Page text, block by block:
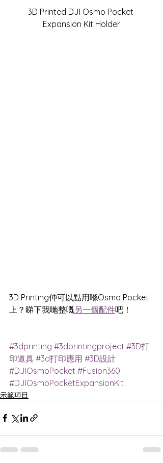
3D Printed DJI Osmo Pocket
Expansion Kit Holder
3D Printing仲可以點用喺Osmo Pocket
上？睇下我哋整嘅另一個配件吧！
#3dprinting #3dprintingproject #3D打
印道具 #3d打印應用 #3D設計
#DJIOsmoPocket #Fusion360
#DJIOsmoPocketExpansionKit
示範項目